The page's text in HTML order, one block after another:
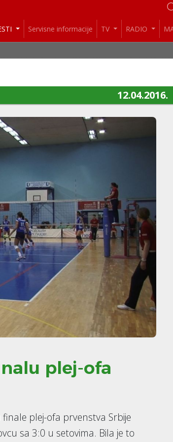
Servisne informacije TV RADIO
12.04.2016.
plej-ofa
finale plej-ofa prvenstva Srbije
sa 3:0 u setovima. Bila je to